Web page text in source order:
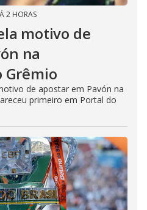
2 HORAS
motivo de
na
Grêmio
de apostar em Pavón na
primeiro em Portal do